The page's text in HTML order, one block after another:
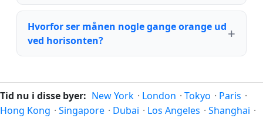
Hvorfor ser månen nogle gange orange ud
ved horisonten?
Tid nu i disse byer: New York · London · Tokyo · Paris ·
Hong Kong · Singapore · Dubai · Los Angeles · Shanghai ·